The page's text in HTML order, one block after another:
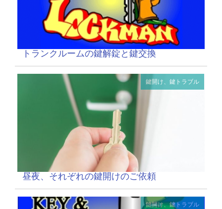
トランクルームの鍵解錠と鍵交換
鍵開け、鍵トラブル
昼夜、それぞれの鍵開けのご依頼
鍵開け、鍵トラブル